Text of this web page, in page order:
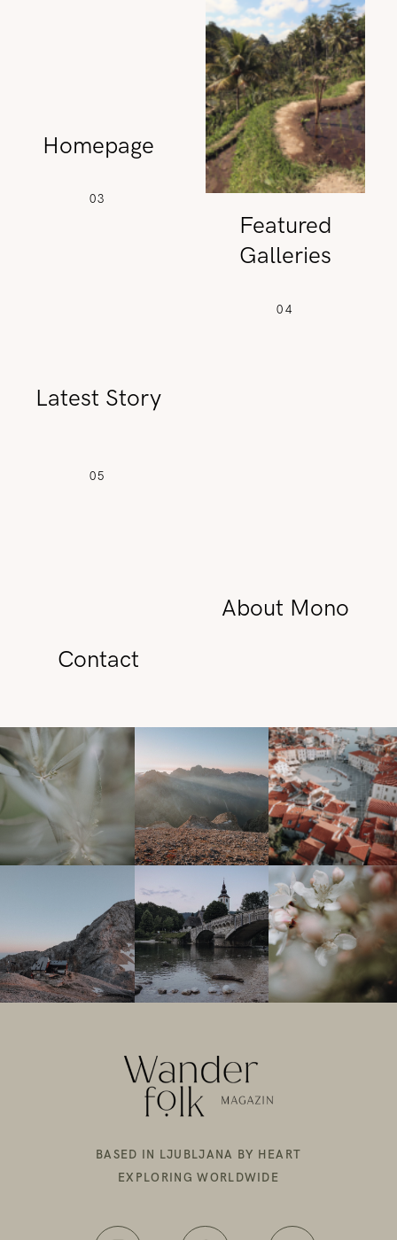
04
03
05
Contact
Latest Story
Homepage
Featured
Galleries
About Mono
BASED IN LJUBLJANA BY HEART
EXPLORING WORLDWIDE
REISETIPPS
SHOP
KONTAKT